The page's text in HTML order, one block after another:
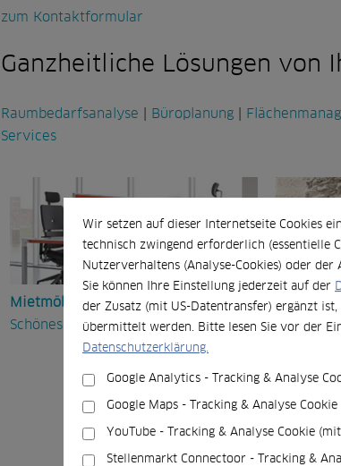
zum Kontaktformular
Ganzheitliche Lösungen von
Raumbedarfsanalyse Büroplanung
Services
Mietmöbel
Schönes muss nicht teuer sein
Wartung
Wir setzen auf dieser Internetseite Cookies
technisch zwingend erforderlich (essentielle
Nutzerverhaltens (Analyse-Cookies) oder
Sie können Ihre Einstellung jederzeit auf der
der Zusatz (mit US-Datentransfer) ergänzt
übermittelt werden. Bitte lesen Sie vor der
Datenschutzerklärung.
Google Analytics - Tracking & Analyse
Google Maps - Tracking & Analyse
YouTube - Tracking & Analyse Cookie
Stellenmarkt Connectoor - Tracking &